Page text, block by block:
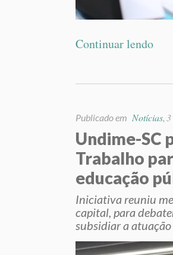
Continuar lendo
Publicado em Notícias,
Undime-SC
Trabalho
educação
Iniciativa reuniu
capital, para
subsidiar a